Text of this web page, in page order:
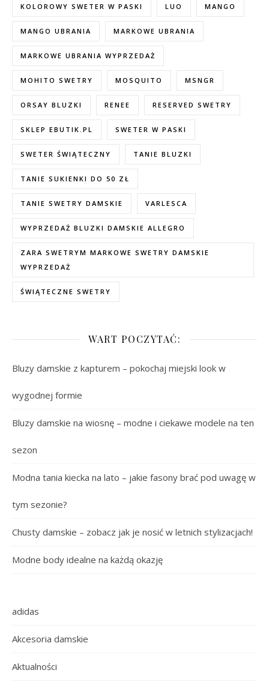
KOLOROWY SWETER W PASKI LUO MANGO
MANGO UBRANIA MARKOWE UBRANIA
MARKOWE UBRANIA WYPRZEDAŻ
MOHITO SWETRY MOSQUITO MSNGR
ORSAY BLUZKI RENEE RESERVED SWETRY
SKLEP EBUTIK.PL SWETER W PASKI
SWETER ŚWIĄTECZNY TANIE BLUZKI
TANIE SUKIENKI DO 50 ZŁ
TANIE SWETRY DAMSKIE VARLESCA
WYPRZEDAŻ BLUZKI DAMSKIE ALLEGRO
ZARA SWETRYM MARKOWE SWETRY DAMSKIE
WYPRZEDAŻ
ŚWIĄTECZNE SWETRY
WART POCZYTAĆ:
Bluzy damskie z kapturem – pokochaj miejski look w
wygodnej formie
Bluzy damskie na wiosnę – modne i ciekawe modele na ten
sezon
Modna tania kiecka na lato – jakie fasony brać pod uwagę w
tym sezonie?
Chusty damskie – zobacz jak je nosić w letnich stylizacjach!
Modne body idealne na każdą okazję
adidas
Akcesoria damskie
Aktualności